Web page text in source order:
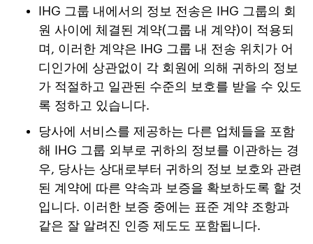
IHG 그룹 내에서의 정보 전송은 IHG 그룹의 회
원 사이에 체결된 계약(그룹 내 계약)이 적용되
며, 이러한 계약은 IHG 그룹 내 전송 위치가 어
디인가에 상관없이 각 회원에 의해 귀하의 정보
가 적절하고 일관된 수준의 보호를 받을 수 있도
록 정하고 있습니다.
당사에 서비스를 제공하는 다른 업체들을 포함
해 IHG 그룹 외부로 귀하의 정보를 이관하는 경
우, 당사는 상대로부터 귀하의 정보 보호와 관련
된 계약에 따른 약속과 보증을 확보하도록 할 것
입니다. 이러한 보증 중에는 표준 계약 조항과
같은 잘 알려진 인증 제도도 포함됩니다.